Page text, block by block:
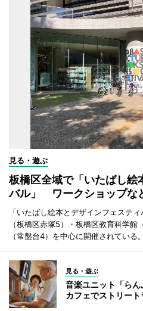
見る・遊ぶ
板橋区全域で「いたばし絵
バル」 ワークショップな
「いたばし絵本とデザインフェステ
（板橋区赤塚5）・板橋区教育科学
（常盤台4）を中心に開催されている。
見る・遊ぶ
音楽ユニット「ら
カフェでストリート